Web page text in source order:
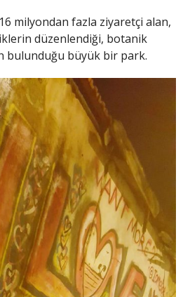
16 milyondan fazla ziyaretçi alan,
düzenlendiği, botanik
bulunduğu büyük bir park.